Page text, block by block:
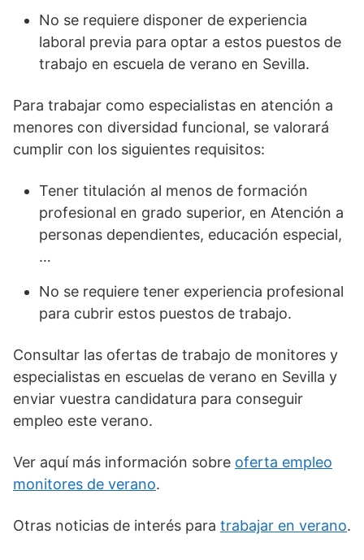
No se requiere disponer de experiencia
laboral previa para optar a estos puestos de
trabajo en escuela de verano en Sevilla.
Para trabajar como especialistas en atención a
menores con diversidad funcional, se valorará
cumplir con los siguientes requisitos:
Tener titulación al menos de formación
profesional en grado superior, en Atención a
personas dependientes, educación especial,
…
No se requiere tener experiencia profesional
para cubrir estos puestos de trabajo.
Consultar las ofertas de trabajo de monitores y
especialistas en escuelas de verano en Sevilla y
enviar vuestra candidatura para conseguir
empleo este verano.
Ver aquí más información sobre oferta empleo
monitores de verano.
Otras noticias de interés para trabajar en verano.